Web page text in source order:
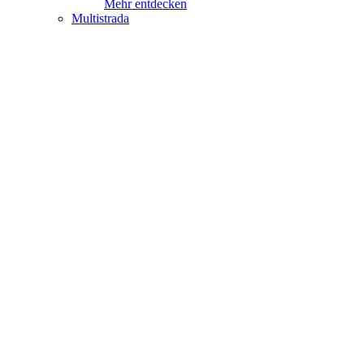
Mehr entdecken
Multistrada